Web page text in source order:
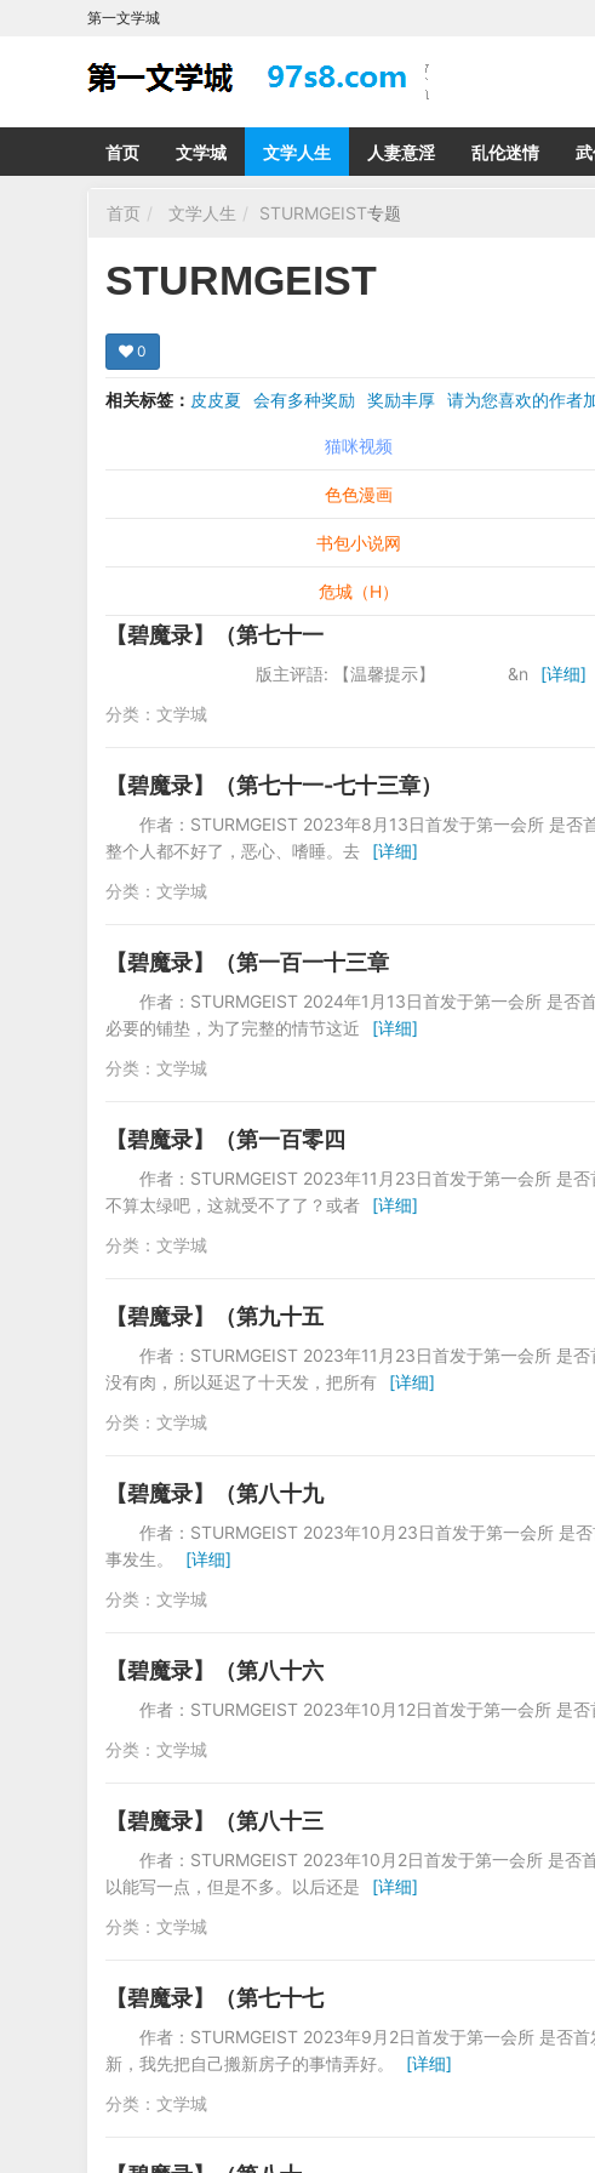
第一文学城
首页 文学城 文学人生 人妻意淫 乱伦迷情
首页 文学人生 STURMGEIST专题
STURMGEIST
0
相关标签： 皮皮夏 会有多种奖励 奖励丰厚 请为您喜欢的
猫咪视频
色色漫画
书包小说网
危城（H）
【碧魔录】（第七十一
版主评語: 【温馨提示】 &n
[详细]
分类： 文学城
【碧魔录】（第七十一-七十三章）
作者：STURMGEIST 2023年8月13日首发于第一会所 是
整个人都不好了，恶心、嗜睡。去
[详细]
分类： 文学城
【碧魔录】（第一百一十三章
作者：STURMGEIST 2024年1月13日首发于第一会所 是
必要的铺垫，为了完整的情节这近
[详细]
分类： 文学城
【碧魔录】（第一百零四
作者：STURMGEIST 2023年11月23日首发于第一会所
不算太绿吧，这就受不了了？或者
[详细]
分类： 文学城
【碧魔录】（第九十五
作者：STURMGEIST 2023年11月23日首发于第一会所
没有肉，所以延迟了十天发，把所有
[详细]
分类： 文学城
【碧魔录】（第八十九
作者：STURMGEIST 2023年10月23日首发于第一会所
事发生。
[详细]
分类： 文学城
【碧魔录】（第八十六
作者：STURMGEIST 2023年10月12日首发于第一会所
分类： 文学城
【碧魔录】（第八十三
作者：STURMGEIST 2023年10月2日首发于第一会所 是
以能写一点，但是不多。以后还是
[详细]
分类： 文学城
【碧魔录】（第七十七
作者：STURMGEIST 2023年9月2日首发于第一会所 是
新，我先把自己搬新房子的事情弄好。
[详细]
分类： 文学城